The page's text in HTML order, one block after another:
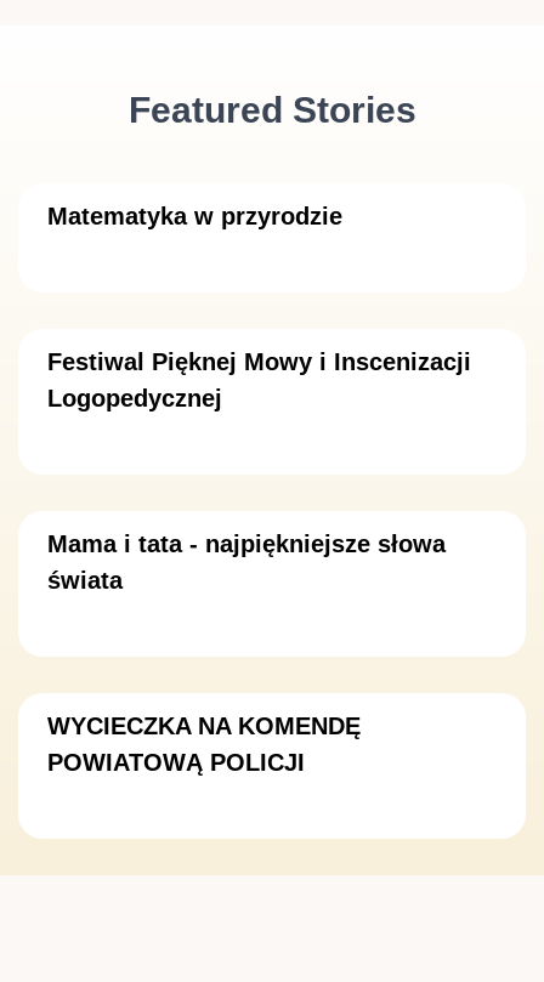
Featured Stories
Matematyka w przyrodzie
Festiwal Pięknej Mowy i Inscenizacji
Logopedycznej
Mama i tata - najpiękniejsze słowa
świata
WYCIECZKA NA KOMENDĘ
POWIATOWĄ POLICJI